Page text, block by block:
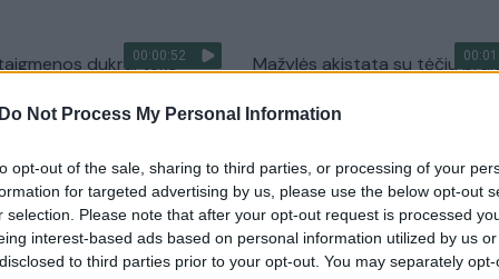
Do Not Process My Personal Information
opt-out of the sale, sharing to third parties, or processing of your
for targeted advertising by us, please use the below opt-out
selection. Please note that after your opt-out request is processed
interest-based ads based on personal information utilized by us
to third parties prior to your opt-out. You may separately
00:00:52
dukrai teko
Mažylės akistata su tėčiu
nenufilmuoti
00:01:48
aktorius Johhny
nustebino savo
Siurprizas ilgai savo motinos
nemačiusiai merginai privertė